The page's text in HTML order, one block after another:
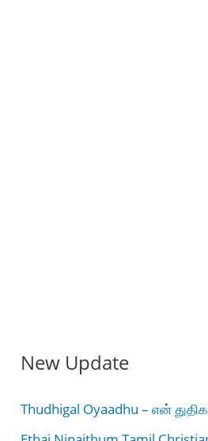
New Update
Thudhigal Oyaadhu – என்